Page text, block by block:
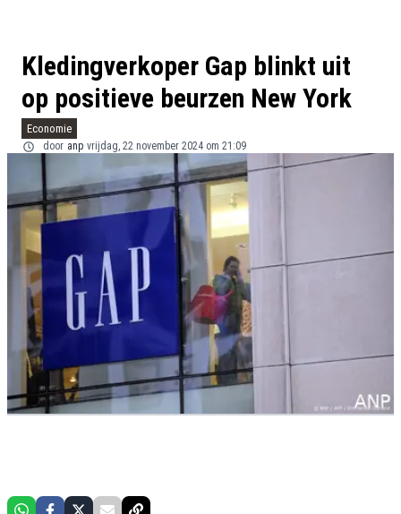
Kledingverkoper Gap blinkt uit
op positieve beurzen New York
Economie
door anp vrijdag, 22 november 2024 om 21:09